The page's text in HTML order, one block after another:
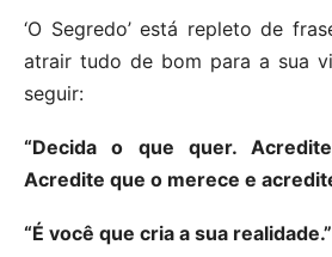
‘O Segredo’ está repleto de
atrair tudo de bom para a sua
seguir:
“Decida o que quer.
Acredite que o merece e
“É você que cria a sua realidade.”